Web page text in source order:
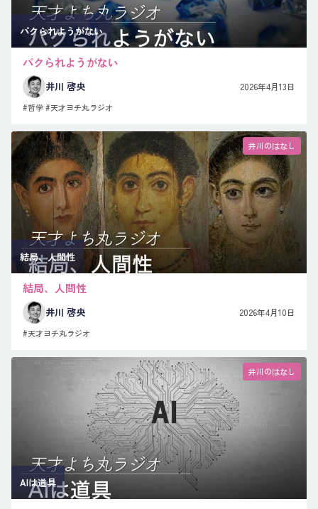
パクられようがない
パクられようがない
井川 啓央 2026年4月13日
#哲学#天才ヨチ丸ラジオ
井川のはなし
結局、人間性
結局、人間性
井川 啓央 2026年4月10日
#天才ヨチ丸ラジオ
井川のはなし
AIは道具